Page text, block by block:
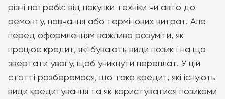
різні потреби: від покупки техніки чи авто до
ремонту, навчання або термінових витрат. Але
перед оформленням важливо розуміти, як
працює кредит, які бувають види позик і на що
звертати увагу, щоб уникнути переплат. У цій
статті розберемося, що таке кредит, які існують
види кредитування та як користуватися позиками